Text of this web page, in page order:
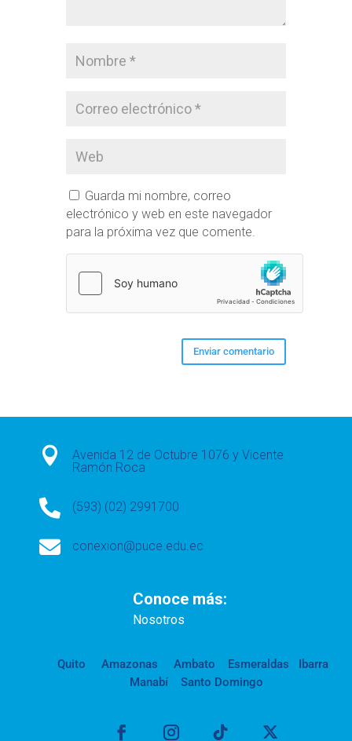
Guarda mi nombre, correo
electrónico y web en este navegador
para la próxima vez que comente.

Avenida 12 de Octubre 1076 y Vicente
Ramón Roca
 (593) (02) 2991700
 conexion@puce.edu.ec
Conoce más:
Nosotros
Quito Amazonas Ambato Esmeraldas
Ibarra
Manabí
Santo Domingo